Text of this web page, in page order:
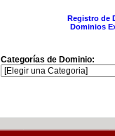
Registro de
Dominios
Categorías de Dominio: